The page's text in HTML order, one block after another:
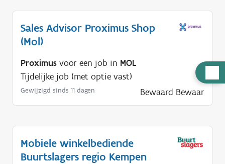
u
l
n
Sales Advisor Proximus Shop
(Mol)
Proximus voor een job in MOL
Tijdelijke job (met optie vast)
Gewijzigd sinds 11 dagen Bewaard Bewaar
Mobiele winkelbediende
Buurtslagers regio Kempen